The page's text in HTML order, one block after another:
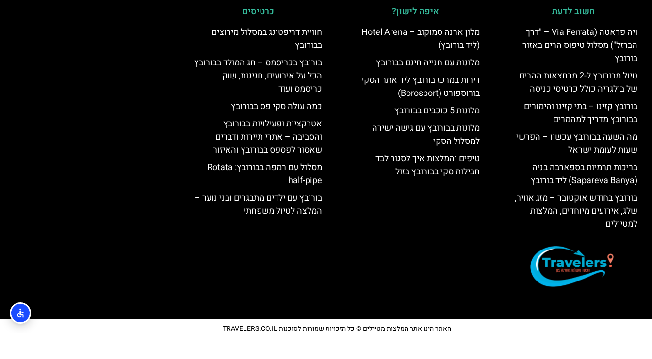
חשוב לדעת
ויה פראטה (Via Ferrata – "דרך
הברזל") מסלול טיפוס הרים באזור
בורובץ
טיול מבורובץ ל-2 מרחצאות ההרים
של בולגריה כולל כרטיסי כניסה
בורובץ קזינו – בתי קזינו והימורים
בבורובץ מדריך למהמרים
מה השעה בבורובץ עכשיו – הפרשי
שעות לעומת ישראל
בריכות תרמיות בספארבה בניה
(Sapareva Banya) ליד בורובץ
בורובץ בחודש אוקטובר – מזג אוויר,
שלג, אירועים מיוחדים, המלצות
למטיילים
איפה לישון?
מלון ארנה סמוקוב – Hotel Arena
(ליד בורובץ)
מלונות עם חנייה חינם בבורובץ
דירות במרכז בורובץ ליד אתר הסקי
בורוספורט (Borosport)
מלונות 5 כוכבים בבורובץ
מלונות בבורובץ עם גישה ישירה
למסלול הסקי
טיפים והמלצות איך לסגור לבד
חבילות סקי בבורובץ בזול
כרטיסים
חוויית דריפטינג במסלול מירוצים
בבורובץ
בורובץ בכריסמס – חג המולד בבורובץ
הכל על אירועים, חגיגות, שוק
כריסמס ועוד
כמה עולה סקי פס בבורובץ
אטרקציות ופעילויות בבורובץ
והסביבה – אתרי תיירות ודברים
שאסור לפספס בבורובץ והאיזור
מסלול עם רמפה בבורובץ: Rotata
half-pipe
בורובץ עם ילדים מתבגרים ובני נוער –
המלצה לטיול משפחתי
האתר הינו אתר המלצות מטיילים © כל הזכויות שמורות לסוכנות TRAVELERS.CO.IL